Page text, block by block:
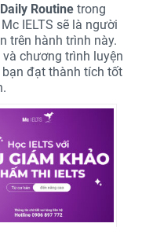
Daily Routine trong
IELTS sẽ là người
trên hành trình này.
chương trình luyện
bạn đạt thành tích tốt